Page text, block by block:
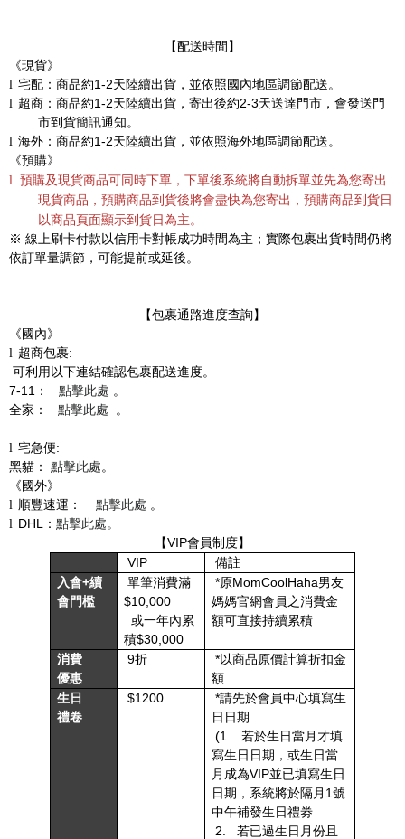
【配送時間】
《現貨》
l 宅配：商品約1-2天陸續出貨，並依照國內地區調節配送。
l 超商：商品約1-2天陸續出貨，寄出後約2-3天送達門市，會發送門
市到貨簡訊通知。
l 海外：商品約1-2天陸續出貨，並依照海外地區調節配送。
《預購》
l 預購及現貨商品可同時下單，下單後系統將自動拆單並先為您寄出
現貨商品，預購商品到貨後將會盡快為您寄出，預購商品到貨日
以商品頁面顯示到貨日為主。
※ 線上刷卡付款以信用卡對帳成功時間為主；實際包裹出貨時間仍將
依訂單量調節，可能提前或延後。
【包裹通路進度查詢】
《國內》
l 超商包裹:
可利用以下連結確認包裹配送進度。
7-11 ： 點擊此處 。
全家：
點擊此處 。
l 宅急便:
黑貓： 點擊此處。
《國外》
l 順豐速運： 點擊此處 。
l DHL ： 點擊此處。
【VIP會員制度】
VIP
備註
入會+續
會門檻
單筆消費滿
$10,000
或一年內累
積$30,000
*原MomCoolHaha男友
媽媽官網會員之消費金
額可直接持續累積
消費
優惠
9折 *以商品原價計算折扣金
額
生日
禮卷
$1200 *請先於會員中心填寫生
日日期
(1.
若於生日當月才填
寫生日日期，或生日當
月成為VIP並已填寫生日
日期，系統將於隔月 1號
中午補發生日禮劵
2.
若已過生日月份且